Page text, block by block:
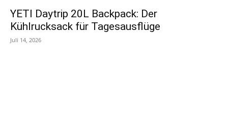
YETI Daytrip 20L Backpack: Der
Kühlrucksack für Tagesausflüge
Juli 14, 2026